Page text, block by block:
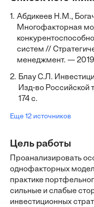
1. Абдикеев Н.М.,
Многофакторная
систем //
менеджмент. —
2. Блау С.Л.
Изд-во
174 с.
Еще 12 источников
Цель работы
Проанализировать
однофакторных
практике
сильные и слабые
инвестиционных